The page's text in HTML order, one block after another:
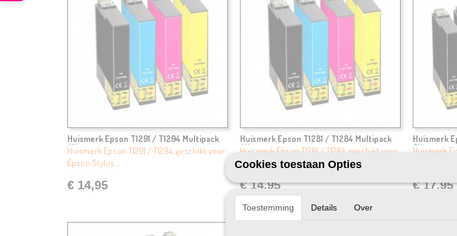
Huismerk Epson T1291 / T1294 Multipack
4X
Huismerk Epson T1291 / T1294, geschikt voor:
Epson Stylus…
€ 14,95
Huismerk Epson T1281 / T1284 Multipack
4X
Huismerk Epson T1281 / T1284, geschikt voor:
Epson Stylus…
€ 14,95
Huismerk
5X
Huismerk
€ 17,95
Cookies toestaan Opties
Toestemming Details Over